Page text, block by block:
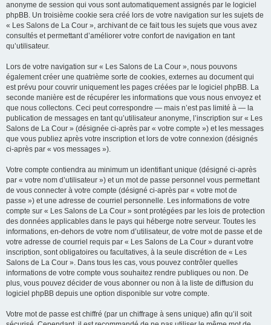
anonyme de session qui vous sont automatiquement assignés par le logiciel
phpBB. Un troisième cookie sera créé lors de votre navigation sur les sujets de
« Les Salons de La Cour », archivant de ce fait tous les sujets que vous avez
consultés et permettant d’améliorer votre confort de navigation en tant
qu’utilisateur.
Lors de votre navigation sur « Les Salons de La Cour », nous pouvons
également créer une quatrième sorte de cookies, externes au document qui
est prévu pour couvrir uniquement les pages créées par le logiciel phpBB. La
seconde manière est de récupérer les informations que vous nous envoyez et
que nous collectons. Ceci peut correspondre — mais n’est pas limité à — la
publication de messages en tant qu’utilisateur anonyme, l’inscription sur « Les
Salons de La Cour » (désignée ci-après par « votre compte ») et les messages
que vous publiez après votre inscription et lors de votre connexion (désignés
ci-après par « vos messages »).
Votre compte contiendra au minimum un identifiant unique (désigné ci-après
par « votre nom d’utilisateur ») et un mot de passe personnel vous permettant
de vous connecter à votre compte (désigné ci-après par « votre mot de
passe ») et une adresse de courriel personnelle. Les informations de votre
compte sur « Les Salons de La Cour » sont protégées par les lois de protection
des données applicables dans le pays qui héberge notre serveur. Toutes les
informations, en-dehors de votre nom d’utilisateur, de votre mot de passe et de
votre adresse de courriel requis par « Les Salons de La Cour » durant votre
inscription, sont obligatoires ou facultatives, à la seule discrétion de « Les
Salons de La Cour ». Dans tous les cas, vous pouvez contrôler quelles
informations de votre compte vous souhaitez rendre publiques ou non. De
plus, vous pouvez décider de vous abonner ou non à la liste de diffusion du
logiciel phpBB depuis une option disponible sur votre compte.
Votre mot de passe est chiffré (par un chiffrage à sens unique) afin qu’il soit